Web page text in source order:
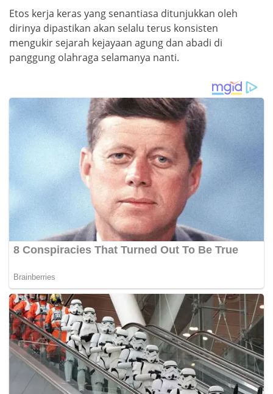
Etos kerja keras yang senantiasa ditunjukkan oleh
dirinya dipastikan akan selalu terus konsisten
mengukir sejarah kejayaan agung dan abadi di
panggung olahraga selamanya nanti.